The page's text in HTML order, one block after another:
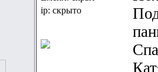
ip: скрыто